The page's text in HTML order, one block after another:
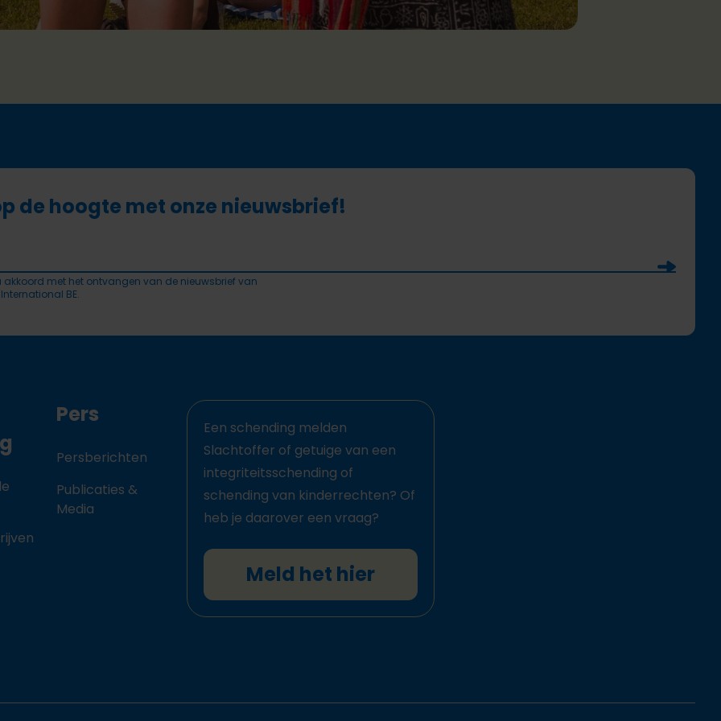
de hoogte met onze nieuwsbrief!
akkoord met het ontvangen van de nieuwsbrief van
BE.
Soumettre
Pers
Persberichten
Publicaties &
Media
Een schending melden
Slachtoffer of getuige van een
integriteitsschending of
schending van kinderrechten? Of
heb je daarover een vraag?
Meld het hier